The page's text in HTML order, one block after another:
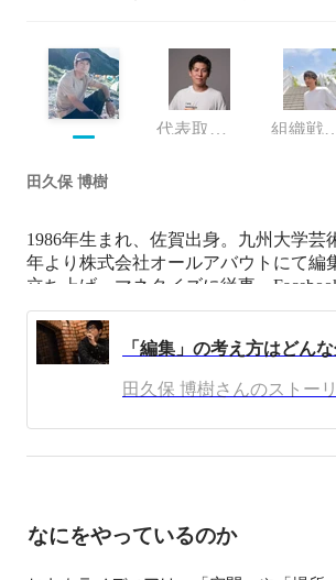
代表取締役 組織戦略
田久保 博樹
1986年生まれ、佐賀出身。九州大学芸
年より株式会社オールアバウトにて編
立ち上げ・マネタイズに従事。
ィア事業部、新規事業部のマネージャ
よりヒトカラメディアにてウェブ・企
施策を担当。器用貧乏タイプです。
国内旅行とアウトドアと歴史とお酒と
◎株式会社ヒトカラメディア
https://www.facebook.com/hitokaramedia/
田久保 博樹さんのストー
なにをやっているのか